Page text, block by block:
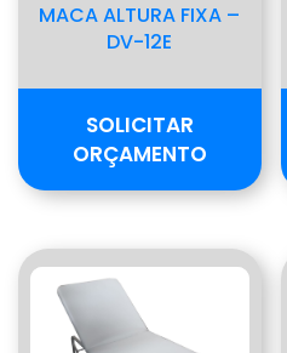
MACA ALTURA FIXA –
DV-12E
SOLICITAR
ORÇAMENTO